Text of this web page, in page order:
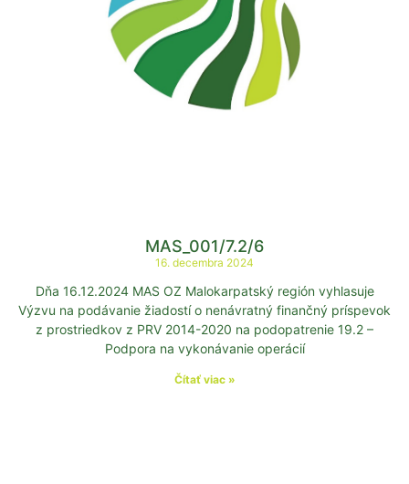
MAS_001/7.2/6
16. decembra 2024
Dňa 16.12.2024 MAS OZ Malokarpatský región vyhlasuje
Výzvu na podávanie žiadostí o nenávratný finančný príspevok
z prostriedkov z PRV 2014-2020 na podopatrenie 19.2 –
Podpora na vykonávanie operácií
Čítať viac »